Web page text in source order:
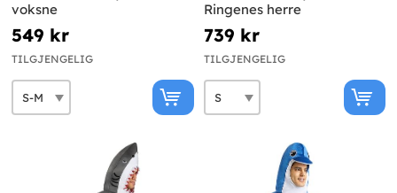
voksne
549 kr
TILGJENGELIG
Ringenes herre
739 kr
TILGJENGELIG